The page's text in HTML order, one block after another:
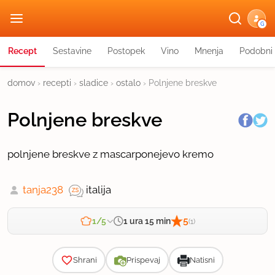
G
Recept Sestavine Postopek Vino Mnenja
domov › recepti › sladice › ostalo › Polnjene breskve
Polnjene breskve
polnjene breskve z mascarponejevo kremo
tanja238 italija
1/5 1 ura 15 min 5(1)
Shrani Prispevaj Natisni